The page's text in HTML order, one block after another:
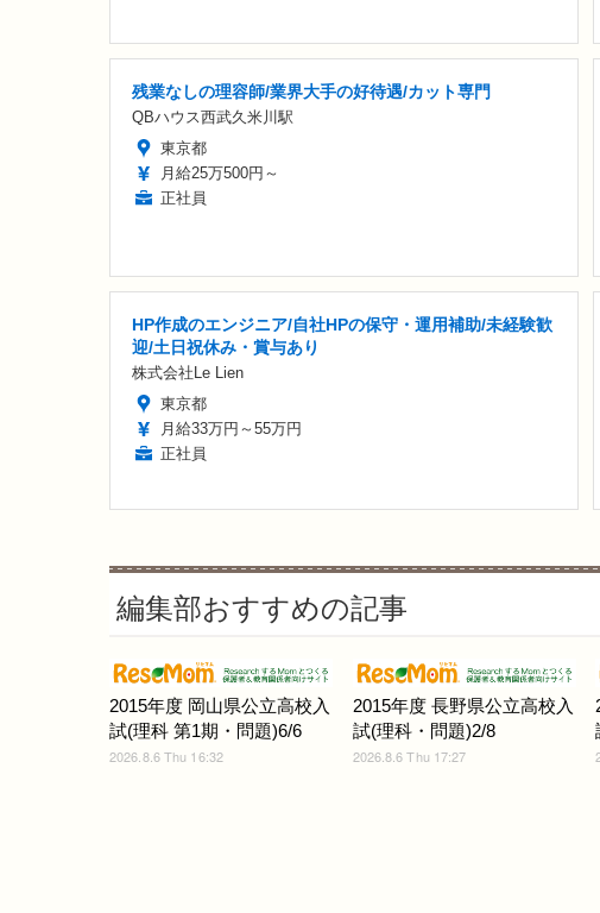
残業なしの理容師/業界大手の好待遇/カット専門
QBハウス西武久米川駅
東京都
月給25万500円～
正社員
HP作成のエンジニア/自社HPの保守・運用補助/未経験歓
迎/土日祝休み・賞与あり
株式会社Le Lien
東京都
月給33万円～55万円
正社員
編集部おすすめの記事
2015年度 岡山県公立高校入
試(理科 第1期・問題)6/6
2026.8.6 Thu 16:32
2015年度 長野県公立高校入
試(理科・問題)2/8
2026.8.6 Thu 17:27